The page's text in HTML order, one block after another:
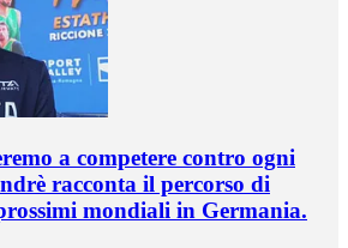
a competere contro ogni
racconta il percorso di
mondiali in Germania.